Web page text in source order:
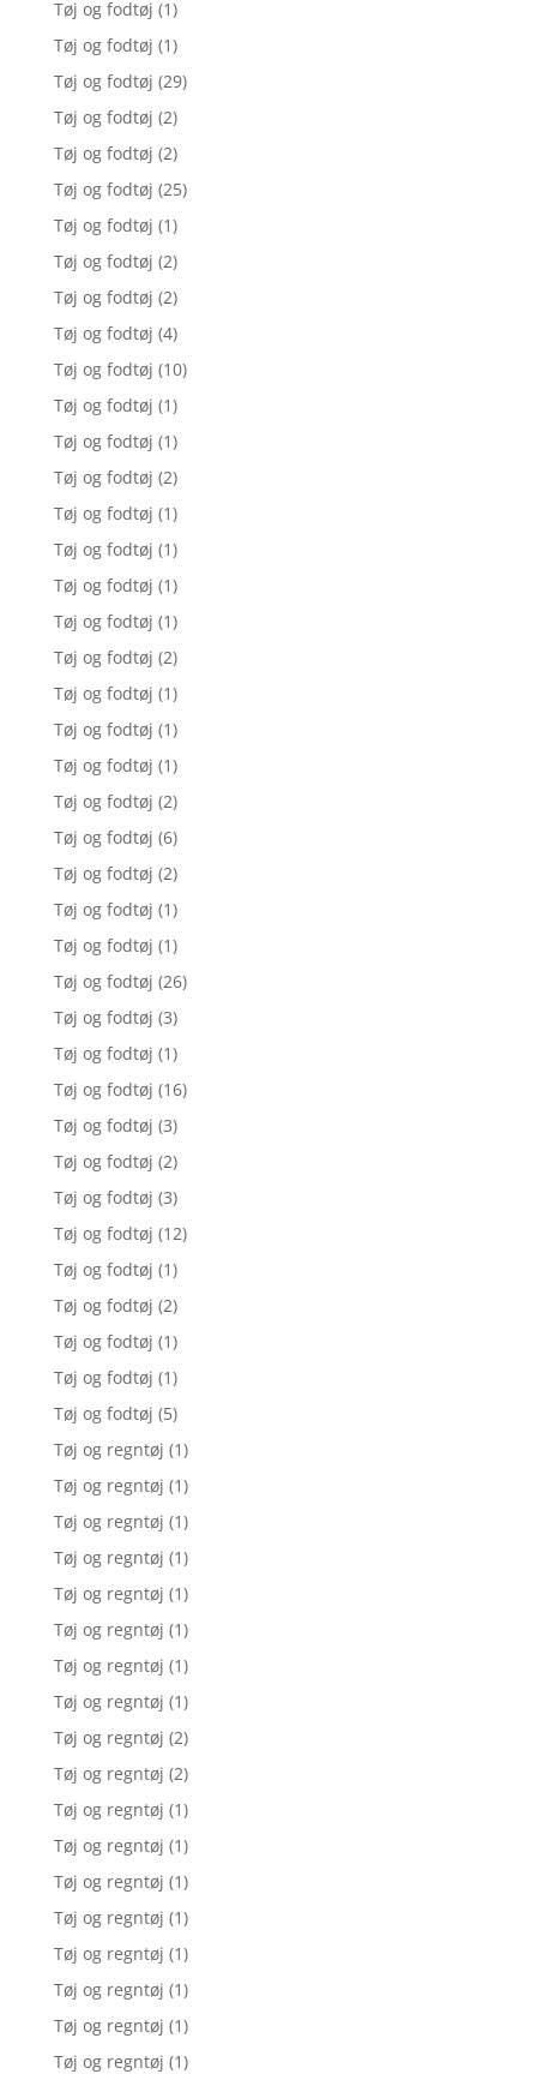
Tøj og fodtøj (1)
Tøj og fodtøj (1)
Tøj og fodtøj (29)
Tøj og fodtøj (2)
Tøj og fodtøj (2)
Tøj og fodtøj (25)
Tøj og fodtøj (1)
Tøj og fodtøj (2)
Tøj og fodtøj (2)
Tøj og fodtøj (4)
Tøj og fodtøj (10)
Tøj og fodtøj (1)
Tøj og fodtøj (1)
Tøj og fodtøj (2)
Tøj og fodtøj (1)
Tøj og fodtøj (1)
Tøj og fodtøj (1)
Tøj og fodtøj (1)
Tøj og fodtøj (2)
Tøj og fodtøj (1)
Tøj og fodtøj (1)
Tøj og fodtøj (1)
Tøj og fodtøj (2)
Tøj og fodtøj (6)
Tøj og fodtøj (2)
Tøj og fodtøj (1)
Tøj og fodtøj (1)
Tøj og fodtøj (26)
Tøj og fodtøj (3)
Tøj og fodtøj (1)
Tøj og fodtøj (16)
Tøj og fodtøj (3)
Tøj og fodtøj (2)
Tøj og fodtøj (3)
Tøj og fodtøj (12)
Tøj og fodtøj (1)
Tøj og fodtøj (2)
Tøj og fodtøj (1)
Tøj og fodtøj (1)
Tøj og fodtøj (5)
Tøj og regntøj (1)
Tøj og regntøj (1)
Tøj og regntøj (1)
Tøj og regntøj (1)
Tøj og regntøj (1)
Tøj og regntøj (1)
Tøj og regntøj (1)
Tøj og regntøj (1)
Tøj og regntøj (2)
Tøj og regntøj (2)
Tøj og regntøj (1)
Tøj og regntøj (1)
Tøj og regntøj (1)
Tøj og regntøj (1)
Tøj og regntøj (1)
Tøj og regntøj (1)
Tøj og regntøj (1)
Tøj og regntøj (1)